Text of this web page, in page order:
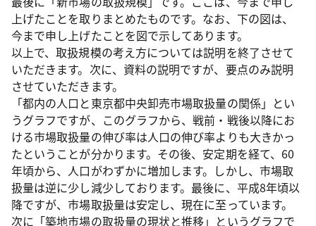
上げたことを取りまとめたものです。なお、下の図は、
今まで申し上げたことを図で示してあります。
以上で、取扱規模の考え方については説明を終了させて
いただきます。次に、資料の説明ですが、要点のみ説明
させていただきます。
「都内の人口と東京都中央卸売市場取扱量の関係」とい
うグラフですが、このグラフから、戦前・戦後以降にお
ける市場取扱量の伸び率は人口の伸び率よりも大きかっ
たということが分かります。その後、安定期を経て、60
年頃から、人口がわずかに増加します。しかし、市場取
扱量は逆に少し減少しております。最後に、平成8年頃以
降ですが、市場取扱量は安定し、現在に至っています。
次に「築地市場の取扱量の現状と推移」というグラフで